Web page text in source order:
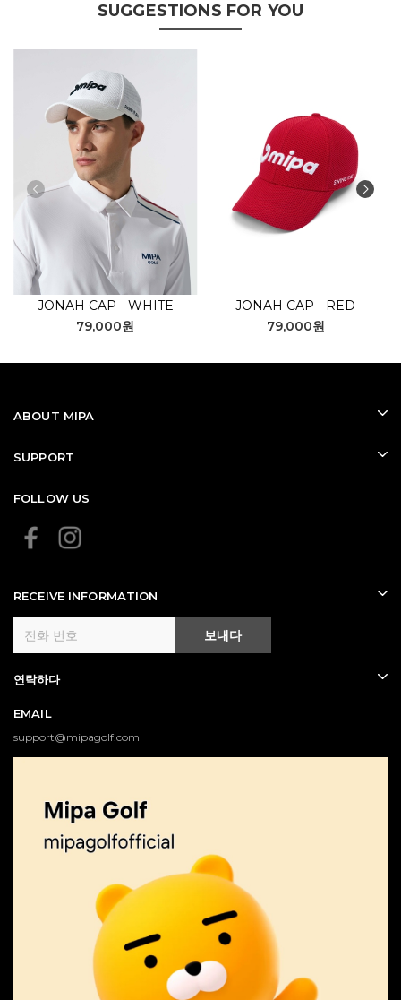
SUGGESTIONS FOR YOU
JONAH CAP - WHITE
79,000원
JONAH CAP - RED
79,000원
ABOUT MIPA
SUPPORT
FOLLOW US
RECEIVE INFORMATION
보내다
연락하다
EMAIL
support@mipagolf.com